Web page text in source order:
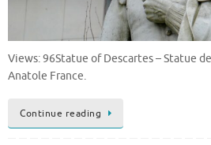
Views: 96Statue of Descartes – Statue
Anatole France.
Continue reading